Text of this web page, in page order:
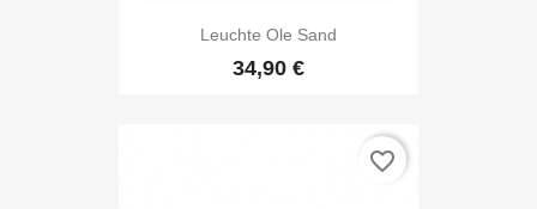
Leuchte Ole Sand
34,90 €
favorite_border